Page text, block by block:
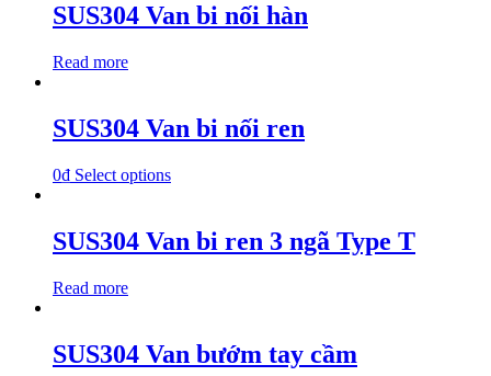
SUS304 Van bi nối hàn
Read more
SUS304 Van bi nối ren
0₫ Select options
SUS304 Van bi ren 3 ngã Type T
Read more
SUS304 Van bướm tay cầm